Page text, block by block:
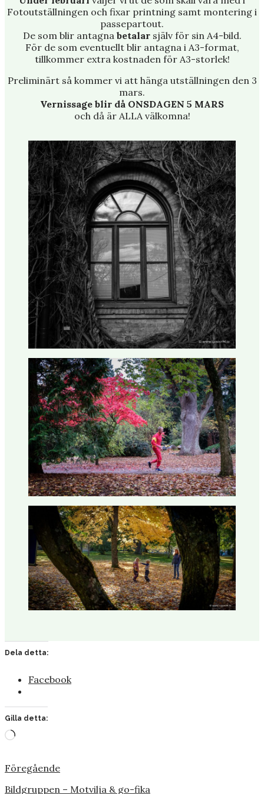
Fotoutställningen och fixar printning samt montering i
passepartout.
De som blir antagna betalarsjälv för sin A4-bild.
För de som eventuellt blir antagna i A3-format,
tillkommer extra kostnaden för A3-storlek!
Preliminärt så kommer vi att hänga utställningen den 3
mars.
Vernissage blir då ONSDAGEN 5 MARS
och då är ALLA välkomna!
Dela detta:
Facebook
Gilla detta:
Laddar
Föregående
Bildgruppen – Motvilja & go-fika